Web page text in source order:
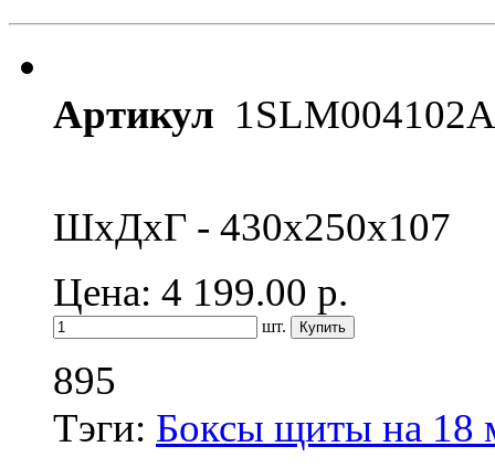
Артикул
ШхДхГ - 430х250х107
Цена: 4 199.00 р.
шт.
895
Тэги: Боксы щиты на 18